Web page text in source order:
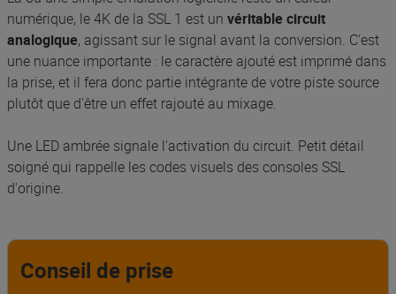
numérique, le 4K de la SSL 1 est un véritable circuit
analogique, agissant sur le signal avant la conversion. C'est
une nuance importante : le caractère ajouté est imprimé dans
la prise, et il fera donc partie intégrante de votre piste source
plutôt que d'être un effet rajouté au mixage.
Une LED ambrée signale l'activation du circuit. Petit détail
soigné qui rappelle les codes visuels des consoles SSL
d'origine.
Conseil de prise